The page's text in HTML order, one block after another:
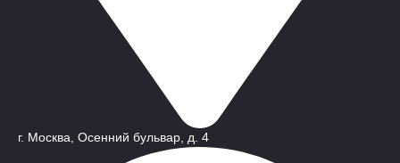
г. Москва, Осенний бульвар, д. 4